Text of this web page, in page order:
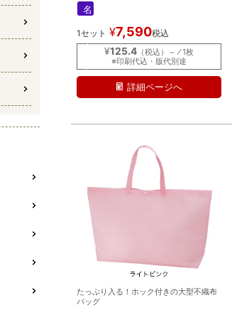
名
れ
｜
ミ
1セット ¥7,590税込
¥125.4（税込）～ ⁄ 1枚
※印刷代込・版代別途
詳細ページへ
たっぷり入る！ホック付きの大型不織布
バッグ